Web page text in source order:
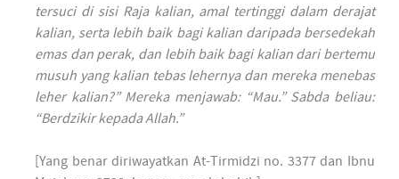
tersuci di sisi Raja kalian, amal tertinggi dalam derajat
kalian, serta lebih baik bagi kalian daripada bersedekah
emas dan perak, dan lebih baik bagi kalian dari bertemu
musuh yang kalian tebas lehernya dan mereka menebas
leher kalian?” Mereka menjawab: “Mau.” Sabda beliau:
“Berdzikir kepada Allah.”
[Yang benar diriwayatkan At-Tirmidzi no. 3377 dan Ibnu